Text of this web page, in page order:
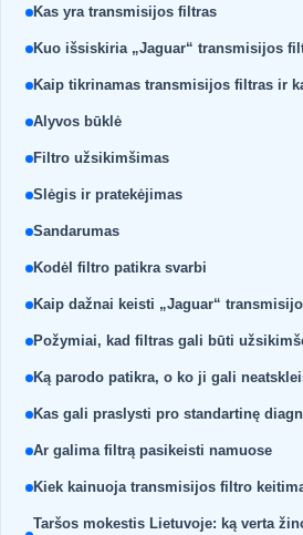
Kas yra transmisijos filtras
Kuo išsiskiria „Jaguar“ transmisijos
Kaip tikrinamas transmisijos filtras ir
Alyvos būklė
Filtro užsikimšimas
Slėgis ir pratekėjimas
Sandarumas
Kodėl filtro patikra svarbi
Kaip dažnai keisti „Jaguar“
Požymiai, kad filtras gali būti
Ką parodo patikra, o ko ji gali
Kas gali praslysti pro standartinę
Ar galima filtrą pasikeisti namuose
Kiek kainuoja transmisijos filtro
Taršos mokestis Lietuvoje: ką verta